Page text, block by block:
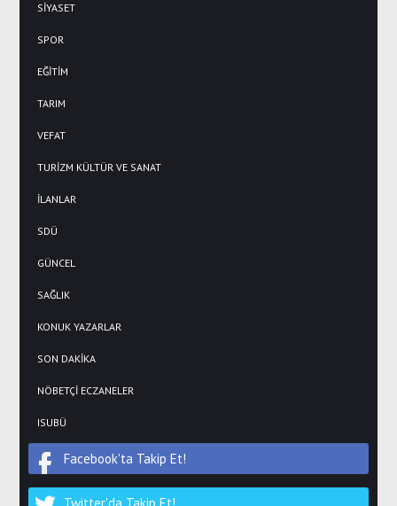
SİYASET
SPOR
EĞİTİM
TARIM
VEFAT
TURİZM KÜLTÜR VE SANAT
İLANLAR
SDÜ
GÜNCEL
SAĞLIK
KONUK YAZARLAR
SON DAKİKA
NÖBETÇİ ECZANELER
ISUBÜ
Facebook'ta Takip Et!